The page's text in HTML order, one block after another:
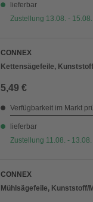
lieferbar
Zustellung 13.08. - 15.08.
CONNEX
Kettensägefeile,
5,49 €
Verfügbarkeit im Markt
lieferbar
Zustellung 11.08. - 13.08.
CONNEX
Mühlsägefeile, Kunststoff/